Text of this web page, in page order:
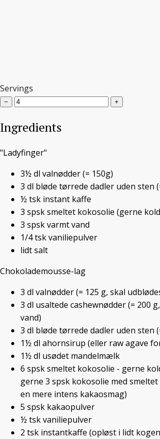
Vegansk Tiramisu
Vegansk
DEN SØDE TAND,JULEMAD
Vegansk Tiramisu – Mmmm!
Jeg har virkelig glædet mig til
denne opskrift
september i år på en ferie i
Min mand og jeg havde fået
en vegansk restaurant,
økologiske retter, og bl.a.
Tiramisu. – Jeg var helt solgt.
Jeg var stålsat på, at jeg ville
siddende, lige til jeg fik en
går aldrig hjem, jeg går aldrig
Indehaverne havde heldigvis et
gavmildt vegansk mindset og
gerne dele opskriften. Jeg fik
Servings
− +
Ingredients
"Ladyfinger"
3½ dl valnødder(= 150g)
3 dl bløde tørrede dadler uden sten
½ tsk instant kaffe
3 spsksmeltet kokosolie (gerne
3 spskvarmt vand
1/4tskvaniliepulver
lidt salt
Chokolademousse-lag
3 dl valnødder(= 125 g, skal
3 dl usaltede cashewnødder(= 200
vand)
3 dl bløde tørrede dadler uden sten
1½ dl ahornsirup (eller raw agave
1½ dl usødet mandelmælk
6 spsksmeltet kokosolie - gerne
gerne 3 spsk kokosolie med
en mere intens kakaosmag)
5 spsk kakaopulver
½ tskvaniliepulver
2 tsk instantkaffe (opløst i lidt